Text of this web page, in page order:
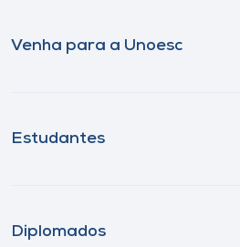
Venha para a Unoesc
Estudantes
Diplomados